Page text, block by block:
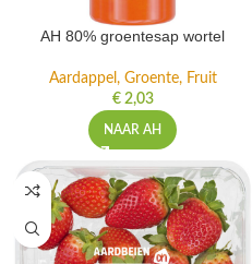
AH 80% groentesap wortel
Aardappel, Groente, Fruit
€2,03
NAAR AH